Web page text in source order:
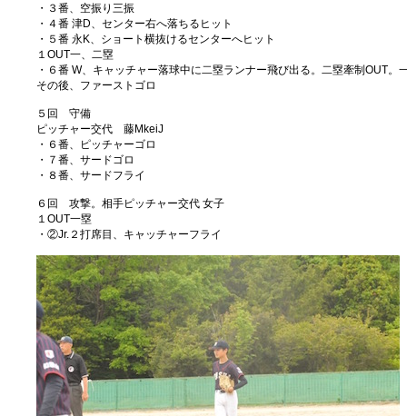
・３番、空振り三振
・４番 津D、センター右へ落ちるヒット
・５番 永K、ショート横抜けるセンターへヒット
１OUT一、二塁
・６番 W、キャッチャー落球中に二塁ランナー飛び出る。二塁牽制OUT。
その後、ファーストゴロ
５回 守備
ピッチャー交代 藤MkeiJ
・６番、ピッチャーゴロ
・７番、サードゴロ
・８番、サードフライ
６回 攻撃。相手ピッチャー交代 女子
１OUT一塁
・②Jr.２打席目、キャッチャーフライ